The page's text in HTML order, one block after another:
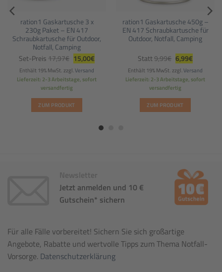
ration1 Gaskartusche 3 x
230g Paket – EN 417
Schraubkartusche für Outdoor,
Notfall, Camping
Set-Preis 17,97€ Ursprünglicher
Preis
war:
17,97€
15,00€Aktueller
Preis
Enthält 19% MwSt.zzgl.Versand
Lieferzeit: 2-3 Arbeitstage, sofort
versandfertig
ZUM PRODUKT
ration1 Gaskartusche 450g –
EN 417 Schraubkartusche für
Outdoor, Notfall, Camping
Statt 9,99€ Ursprünglicher
Preis
war:
9,99€
6,99€Aktueller
Preis
ist:
6,99€.
Enthält 19% MwSt.zzgl.Versand
Lieferzeit: 2-3 Arbeitstage, sofort
versandfertig
ZUM PRODUKT
Newsletter
Jetzt anmelden und 10 €
Gutschein* sichern
Für alle Fälle vorbereitet! Sichern Sie sich großartige
Angebote, Rabatte und wertvolle Tipps zum Thema Notfall-
Vorsorge. Datenschutzerklärung